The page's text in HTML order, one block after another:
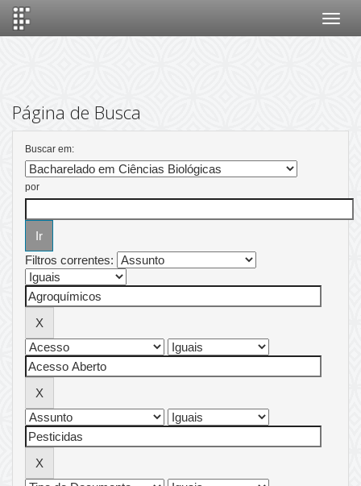
Página de Busca
Buscar em:
por
Filtros correntes: